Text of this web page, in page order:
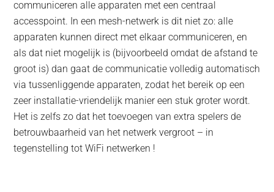
communiceren alle apparaten met een centraal
accesspoint. In een mesh-netwerk is dit niet zo: alle
apparaten kunnen direct met elkaar communiceren, en
als dat niet mogelijk is (bijvoorbeeld omdat de afstand te
groot is) dan gaat de communicatie volledig automatisch
via tussenliggende apparaten, zodat het bereik op een
zeer installatie-vriendelijk manier een stuk groter wordt.
Het is zelfs zo dat het toevoegen van extra spelers de
betrouwbaarheid van het netwerk vergroot – in
tegenstelling tot WiFi netwerken !